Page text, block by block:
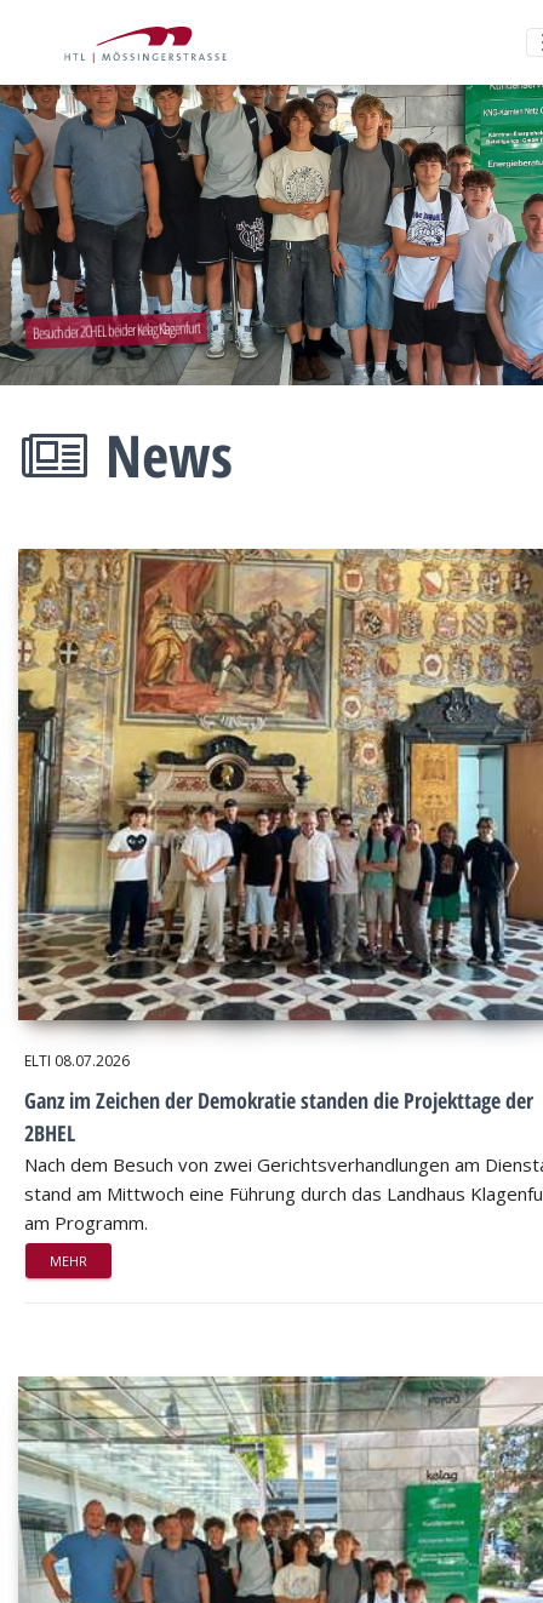
Besuch der 2CHEL bei der Kelag Klagenfurt
News
ELTI 08.07.2026
Ganz im Zeichen der Demokratie standen die Projekttage der
2BHEL
Nach dem Besuch von zwei Gerichtsverhandlungen am
stand am Mittwoch eine Führung durch das Landhaus
am Programm.
MEHR